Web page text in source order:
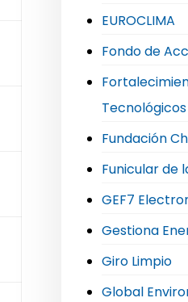
EUROCLIMA
Fondo de
Fundación
Funicular de
GEF7
Gestiona
Giro Limpio
Global